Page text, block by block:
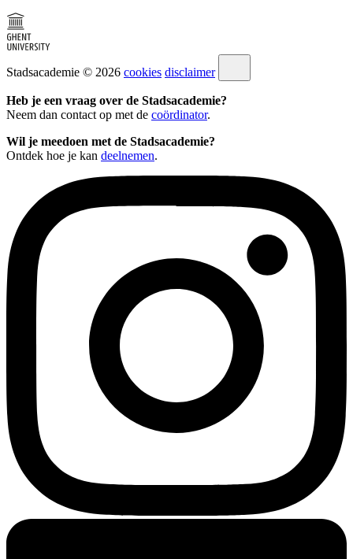
Stadsacademie © 2026 cookies disclaimer
Heb je een vraag over de Stadsacademie?
Neem dan contact op met de coördinator.
Wil je meedoen met de Stadsacademie?
Ontdek hoe je kan deelnemen.